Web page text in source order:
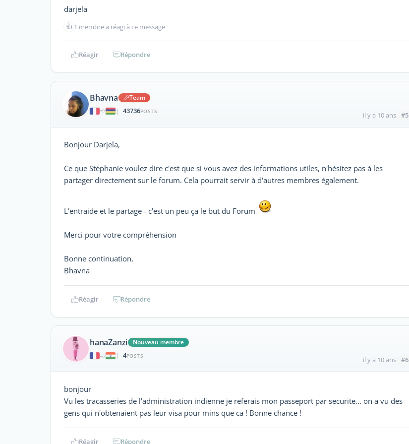
darjela
👍 1 membre a réagi à ce message
Réagir Répondre
Bhavna
Team
|
43736POSTS il y a 10 ans #5
Bonjour Darjela,
Ce que Stéphanie voulez dire c'est que si vous avez des informations utiles, n'hésitez pas à les
partager directement sur le forum. Cela pourrait servir à d'autres membres également.
L'entraide et le partage - c'est un peu ça le but du Forum
Merci pour votre compréhension
Bonne continuation,
Bhavna
Réagir Répondre
hanaZanzi
Nouveau membre
|
4POSTS il y a 10 ans #6
bonjour
Vu les tracasseries de l'administration indienne je referais mon passeport par securite... on a vu des
gens qui n'obtenaient pas leur visa pour mins que ca ! Bonne chance !
Réagir Répondre